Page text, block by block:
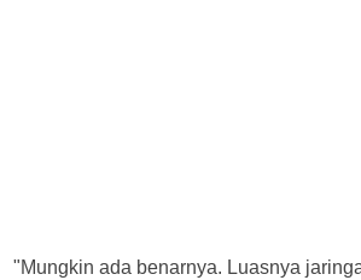
"Mungkin ada benarnya. Luasnya